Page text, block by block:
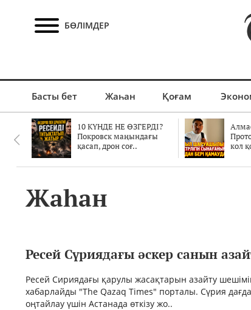
БӨЛІМДЕР
Басты бет Жаһан Қоғам
10 КҮНДЕ НЕ ӨЗГЕРДІ?
Покровск маңындағы
қасап, дрон соғ..
кол
Жаһан
Ресей Сүриядағы әскер санын
Ресей Сириядағы қарулы жасақтарын азайту
хабарлайды "The Qazaq Times" порталы. Сүрия
оңтайлау үшін Астанада өткізу жо..